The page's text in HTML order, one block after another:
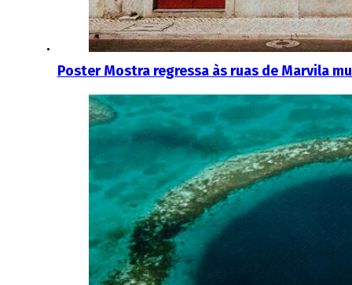
Poster Mostra regressa às ruas de Marvila